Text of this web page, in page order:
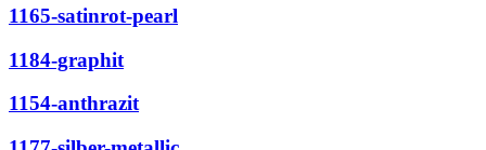
1165-satinrot-pearl
1184-graphit
1154-anthrazit